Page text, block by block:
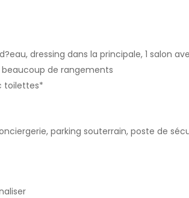
dressing dans la principale, 1 salon
beaucoup de rangements
toilettes*
parking souterrain, poste de